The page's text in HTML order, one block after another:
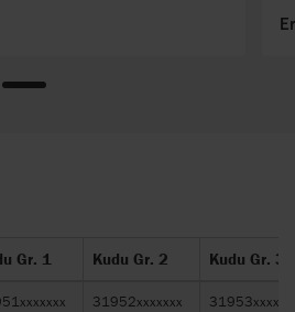
Gr. 1 Kudu Gr. 2 Kudu Gr. 3
31952xxxxxxx